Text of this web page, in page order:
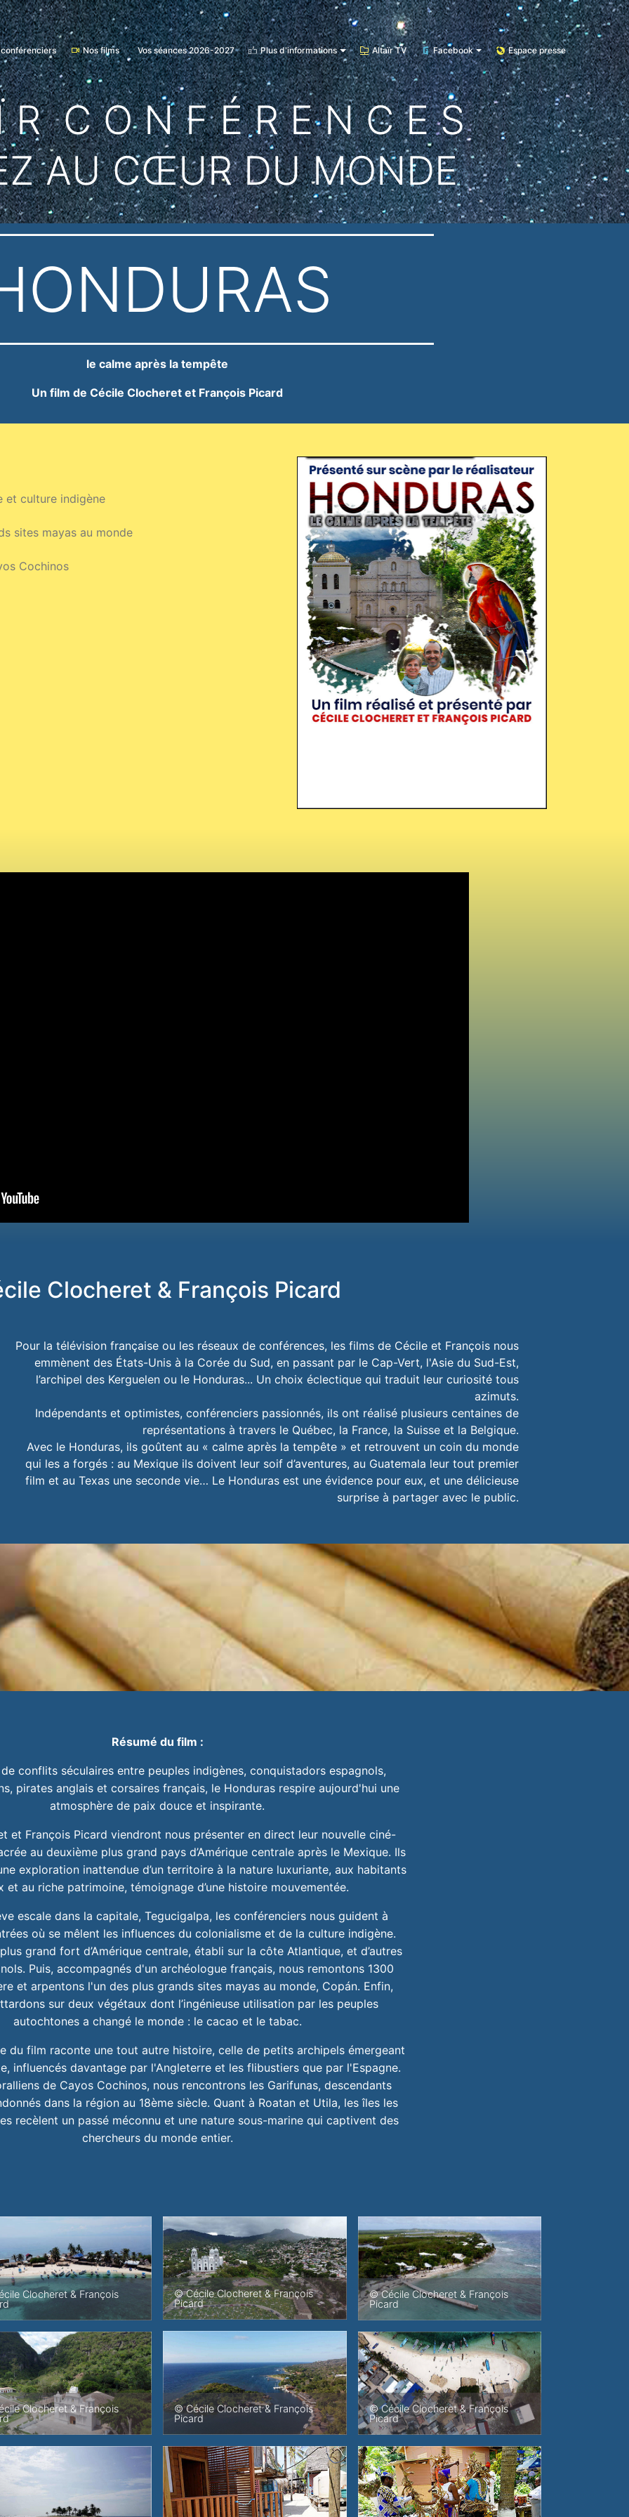
conférenciers Nos films Vos séances 2026-2027 Plus d'informations Altaïr TV Facebook Espace presse
R C O N F É R E N C E S
AU CŒUR DU MONDE
le calme après la tempête
Un film de Cécile Clocheret et François Picard
et culture indigène
sites mayas au monde
Cochinos
Clocheret & François Picard
Pour la télévision française ou les réseaux de conférences, les films de Cécile et François nous
emmènent des États-Unis à la Corée du Sud, en passant par le Cap-Vert, l'Asie du Sud-Est,
l’archipel des Kerguelen ou le Honduras... Un choix éclectique qui traduit leur curiosité tous
azimuts.
Indépendants et optimistes, conférenciers passionnés, ils ont réalisé plusieurs centaines de
représentations à travers le Québec, la France, la Suisse et la Belgique.
Avec le Honduras, ils goûtent au « calme après la tempête » et retrouvent un coin du monde
qui les a forgés : au Mexique ils doivent leur soif d’aventures, au Guatemala leur tout premier
film et au Texas une seconde vie… Le Honduras est une évidence pour eux, et une délicieuse
surprise à partager avec le public.
Résumé du film :
conflits séculaires entre peuples indigènes, conquistadors espagnols,
pirates anglais et corsaires français, le Honduras respire aujourd'hui une
atmosphère de paix douce et inspirante.
et François Picard viendront nous présenter en direct leur nouvelle ciné-
au deuxième plus grand pays d’Amérique centrale après le Mexique. Ils
exploration inattendue d’un territoire à la nature luxuriante, aux habitants
et au riche patrimoine, témoignage d’une histoire mouvementée.
escale dans la capitale, Tegucigalpa, les conférenciers nous guident à
où se mêlent les influences du colonialisme et de la culture indigène.
grand fort d’Amérique centrale, établi sur la côte Atlantique, et d’autres
Puis, accompagnés d'un archéologue français, nous remontons 1300
et arpentons l'un des plus grands sites mayas au monde, Copán. Enfin,
sur deux végétaux dont l’ingénieuse utilisation par les peuples
autochtones a changé le monde : le cacao et le tabac.
du film raconte une tout autre histoire, celle de petits archipels émergeant
influencés davantage par l'Angleterre et les flibustiers que par l'Espagne.
de Cayos Cochinos, nous rencontrons les Garifunas, descendants
dans la région au 18ème siècle. Quant à Roatan et Utila, les îles les
recèlent un passé méconnu et une nature sous-marine qui captivent des
chercheurs du monde entier.
Clocheret & François
© Cécile Clocheret & François
Picard
© Cécile Clocheret & François
Picard
Clocheret & François
© Cécile Clocheret & François
Picard
© Cécile Clocheret & François
Picard